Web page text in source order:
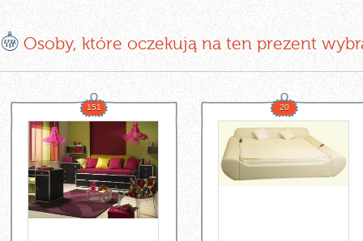
E Osoby, które oczekują na ten prezent
151 20